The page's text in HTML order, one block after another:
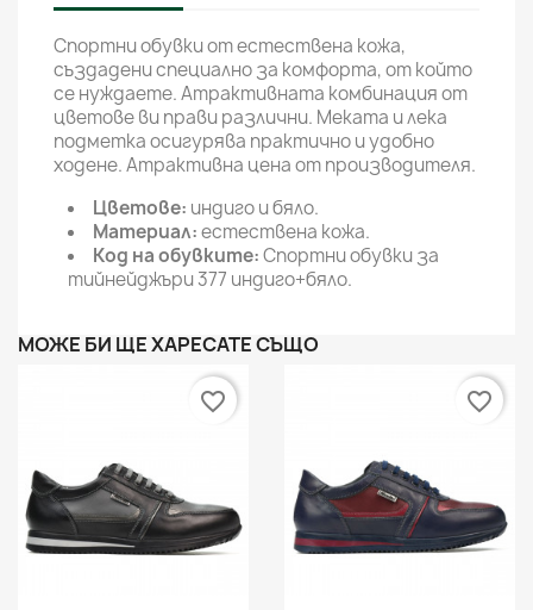
Спортни обувки от естествена кожа,
създадени специално за комфорта, от който
се нуждаете. Атрактивната комбинация от
цветове ви прави различни. Меката и лека
подметка осигурява практично и удобно
ходене. Атрактивна цена от производителя.
Цветове: индиго и бяло.
Материал:естествена кожа.
Код на обувките:Спортни обувки за
тийнейджъри 377 индиго+бяло.
МОЖЕ БИ ЩЕ ХАРЕСАТЕ СЪЩО
favorite_border favorite_border